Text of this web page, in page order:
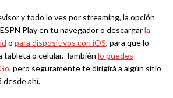
y todo lo ves por streaming, la opción
Play en tu navegador o descargarla
o para dispositivos con iOS, para que lo
tableta o celular. También lo puedes
, pero seguramente te dirigirá a algún sitio
desde ahí.